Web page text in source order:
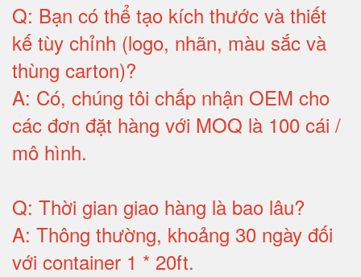
Q: Bạn có thể tạo kích thước và thiết
kế tùy chỉnh (logo, nhãn, màu sắc và
thùng carton)?
A: Có, chúng tôi chấp nhận OEM cho
các đơn đặt hàng với MOQ là 100 cái /
mô hình.
Q: Thời gian giao hàng là bao lâu?
A: Thông thường, khoảng 30 ngày đối
với container 1 * 20ft.